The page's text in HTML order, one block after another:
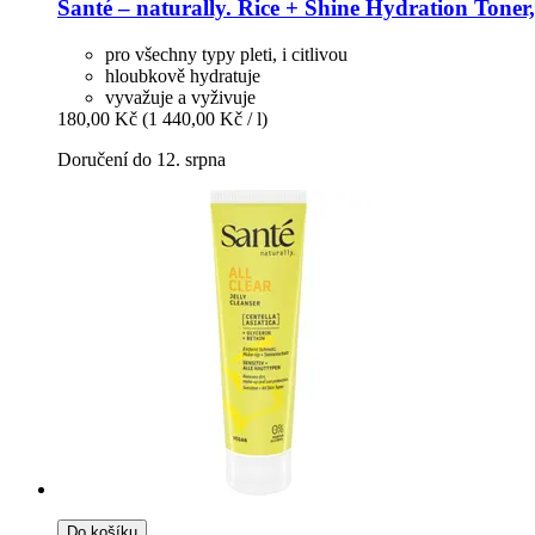
Santé – naturally. Rice + Shine Hydration
pro všechny typy pleti, i citlivou
hloubkově hydratuje
vyvažuje a vyživuje
180,00 Kč (1 440,00 Kč / l)
Doručení do 12. srpna